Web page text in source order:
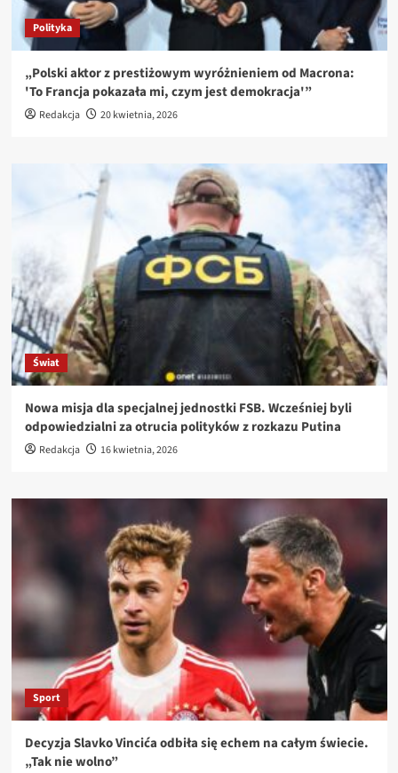
Polityka
„Polski aktor z prestiżowym wyróżnieniem od Macrona:
'To Francja pokazała mi, czym jest demokracja'”
Redakcja 20 kwietnia, 2026
Świat
Nowa misja dla specjalnej jednostki FSB. Wcześniej byli
odpowiedzialni za otrucia polityków z rozkazu Putina
Redakcja 16 kwietnia, 2026
Sport
Decyzja Slavko Vincića odbiła się echem na całym świecie.
„Tak nie wolno”